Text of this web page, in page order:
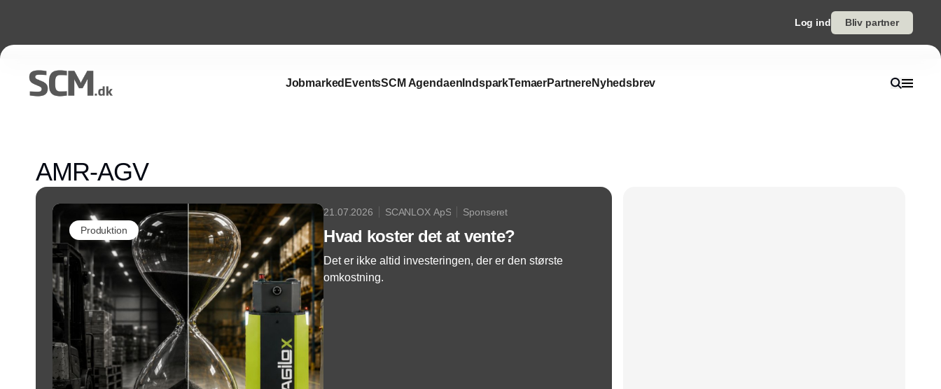
Log ind Bliv partner
Jobmarked EventsSCM Agendaen IndsparkTemaerPartnereNyhedsbrev
AMR-AGV
Produktion
21.07.2026 SCANLOX ApS Sponseret
Hvad koster det at vente?
Det er ikke altid investeringen, der er den største
omkostning.